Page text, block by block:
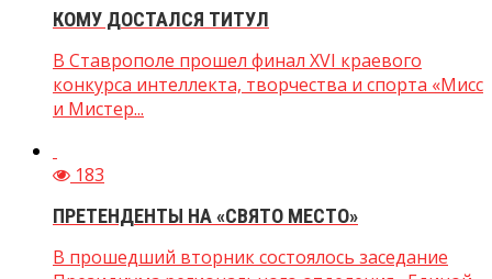
КОМУ ДОСТАЛСЯ ТИТУЛ
В Ставрополе прошел финал XVI краевого
конкурса интеллекта, творчества и спорта «Мисс
и Мистер...
183
ПРЕТЕНДЕНТЫ НА «СВЯТО МЕСТО»
В прошедший вторник состоялось заседание